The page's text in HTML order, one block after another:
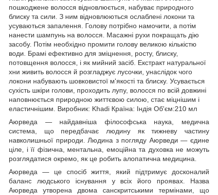
пошкоджене волосся відновлюється, набуває природного
блиску та сили. З ним відновлюються ослаблені локони та
усуваються запалення. Голову потрібно намочити, а потім
нанести шампунь на волосся. Масажні рухи покращать дію
засобу. Потім необхідно промити голову великою кількістю
води. Брамі ефективно для зміцнення, росту, блиску,
потовщення волосся, і як мийний засіб. Екстракт натуральної
хни живить волосся й розгладжує лусочки, унаслідок чого
локони набувають шовковистої м'якості та блиску. Усувається
сухість шкіри голови, проходить лупу, волосся по всій довжині
наповнюється природною життєвою силою, стає міцнішим і
еластичнішим. Виробник: Khadi Країна: Індія Об'єм:210 мл
Аюрведа — найдавніша філософська наука, медична
система, що передбачає людину як тижневу частину
навколишньої природи. Людина з погляду Аюрведи — єдине
ціле, і її фізична, ментальна, емоційна та духовка не можуть
розглядатися окремо, як це робить алопатична медицина.
Аюрведа — це спосіб життя, який підтримує досконалий
баланс людського існування у всіх його проявах. Назва
Аюрведа утворена двома санскритськими термінами, що